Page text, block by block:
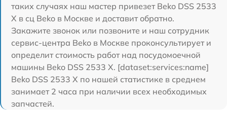
таких случаях наш мастер привезет Beko DSS 2533
X в сц Beko в Москве и доставит обратно.
Закажите звонок или позвоните и наш сотрудник
сервис-центра Beko в Москве проконсультирует и
определит стоимость работ над посудомоечной
машины Beko DSS 2533 X. [dataset:services:name]
Beko DSS 2533 X по нашей статистике в среднем
занимает 2 часа при наличии всех необходимых
запчастей.